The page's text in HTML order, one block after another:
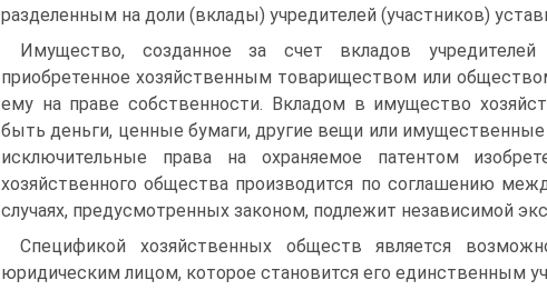
разделенным на доли (вклады) учредителей (участников)
Имущество, созданное за счет вкладов
приобретенное хозяйственным товариществом или
ему на праве собственности. Вкладом в имущество
быть деньги, ценные бумаги, другие вещи или
исключительные права на охраняемое патентом
хозяйственного общества производится по соглашению
случаях, предусмотренных законом, подлежит независимой
Спецификой хозяйственных обществ является
юридическим лицом, которое становится его единственным